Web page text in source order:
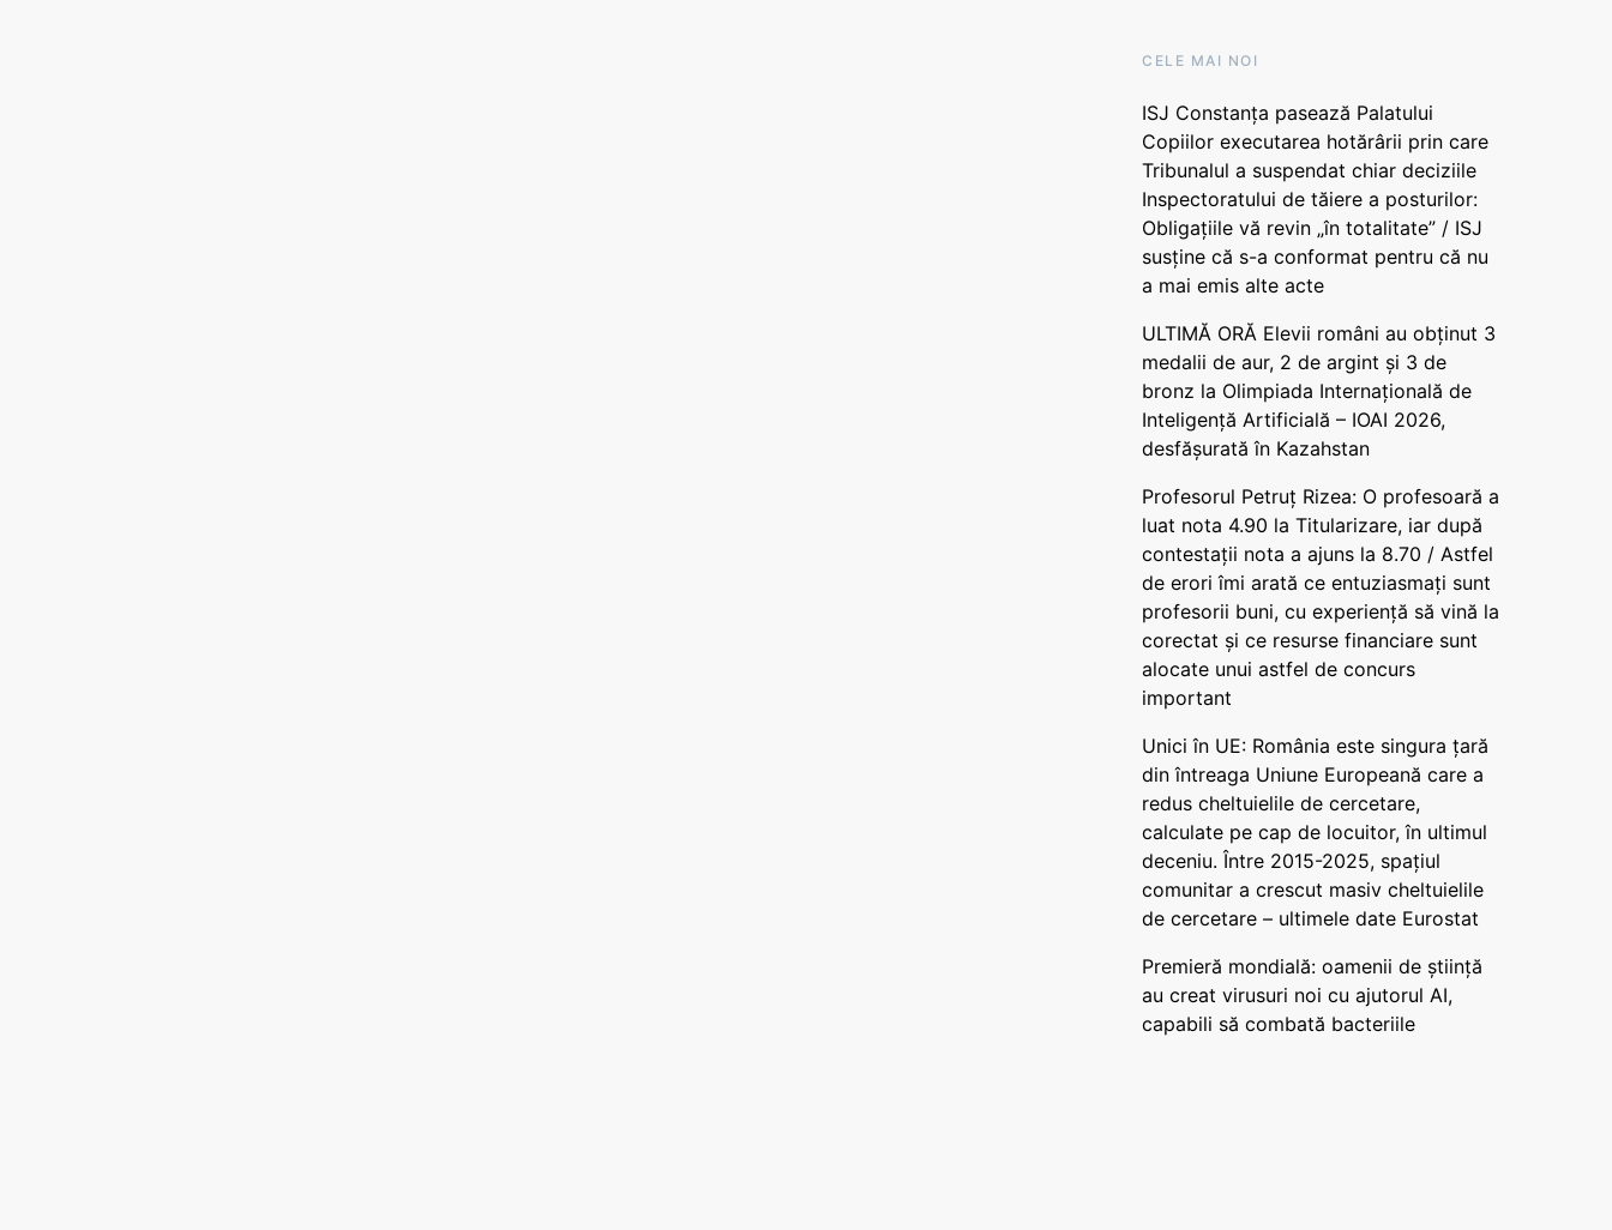
CELE MAI NOI
ISJ Constanța pasează Palatului
Copiilor executarea hotărârii prin care
Tribunalul a suspendat chiar deciziile
Inspectoratului de tăiere a posturilor:
Obligațiile vă revin „în totalitate” / ISJ
susține că s-a conformat pentru că nu
a mai emis alte acte
ULTIMĂ ORĂ Elevii români au obținut 3
medalii de aur, 2 de argint și 3 de
bronz la Olimpiada Internațională de
Inteligență Artificială – IOAI 2026,
desfășurată în Kazahstan
Profesorul Petruț Rizea: O profesoară a
luat nota 4.90 la Titularizare, iar după
contestații nota a ajuns la 8.70 / Astfel
de erori îmi arată ce entuziasmați sunt
profesorii buni, cu experiență să vină la
corectat și ce resurse financiare sunt
alocate unui astfel de concurs
important
Unici în UE: România este singura țară
din întreaga Uniune Europeană care a
redus cheltuielile de cercetare,
calculate pe cap de locuitor, în ultimul
deceniu. Între 2015-2025, spațiul
comunitar a crescut masiv cheltuielile
de cercetare – ultimele date Eurostat
Premieră mondială: oamenii de știință
au creat virusuri noi cu ajutorul AI,
capabili să combată bacteriile